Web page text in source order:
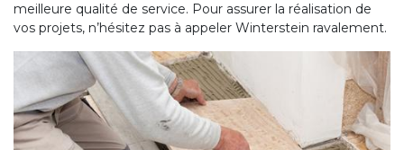
meilleure qualité de service. Pour assurer la réalisation de
vos projets, n’hésitez pas à appeler Winterstein ravalement.